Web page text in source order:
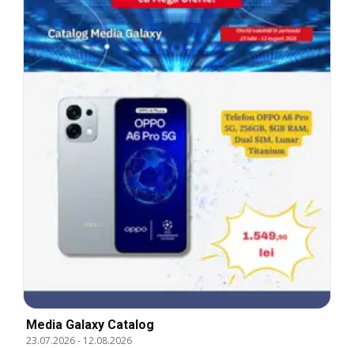
Media Galaxy Catalog
23.07.2026- 12.08.2026